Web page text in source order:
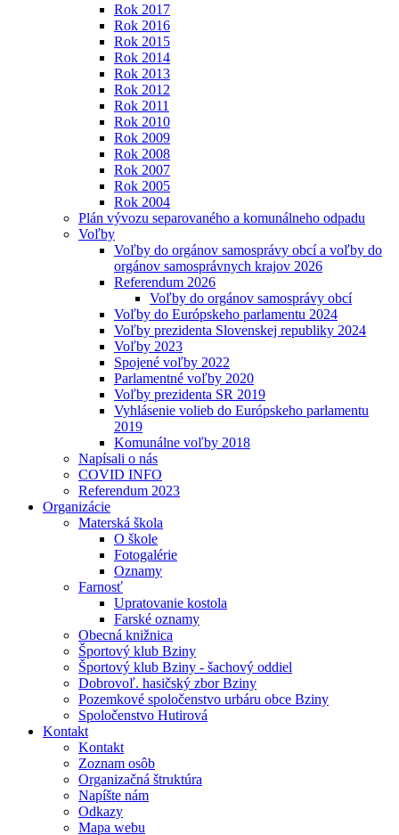
Rok 2017
Rok 2016
Rok 2015
Rok 2014
Rok 2013
Rok 2012
Rok 2011
Rok 2010
Rok 2009
Rok 2008
Rok 2007
Rok 2005
Rok 2004
Plán vývozu separovaného a komunálneho odpadu
Voľby
Voľby do orgánov samosprávy obcí a voľby do
orgánov samosprávnych krajov 2026
Referendum 2026
Voľby do orgánov samosprávy obcí
Voľby do Európskeho parlamentu 2024
Voľby prezidenta Slovenskej republiky 2024
Voľby 2023
Spojené voľby 2022
Parlamentné voľby 2020
Voľby prezidenta SR 2019
Vyhlásenie volieb do Európskeho parlamentu
2019
Komunálne voľby 2018
Napísali o nás
COVID INFO
Referendum 2023
Organizácie
Materská škola
O škole
Fotogalérie
Oznamy
Farnosť
Upratovanie kostola
Farské oznamy
Obecná knižnica
Športový klub Bziny
Športový klub Bziny - šachový oddiel
Dobrovoľ. hasičský zbor Bziny
Pozemkové spoločenstvo urbáru obce Bziny
Spoločenstvo Hutirová
Kontakt
Kontakt
Zoznam osôb
Organizačná štruktúra
Napíšte nám
Odkazy
Mapa webu